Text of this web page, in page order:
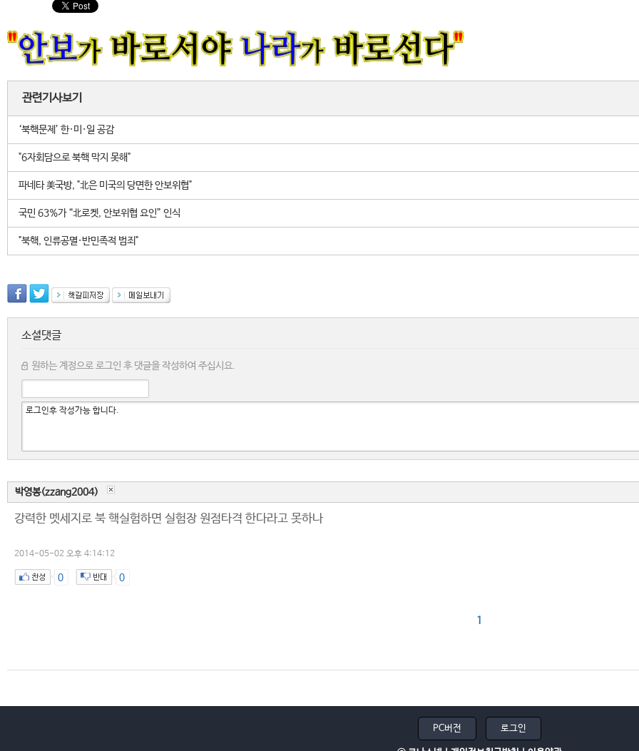
관련기사보기
‘북핵문제’ 한·미·일 공감
"6자회담으로 북핵 막지 못해"
파네타 美국방, "北은 미국의 당면한 안보위협"
국민 63%가 “北로켓, 안보위협 요인” 인식
"북핵, 인류공멸·반민족적 범죄"
소셜댓글
원하는 계정으로 로그인 후 댓글을 작성하여 주십시요.
박영봉(zzang2004)
강력한 멧세지로 북 핵실험하면 실험장 원점타격 한다라고 못하나
2014-05-02 오후 4:14:12
0 0
1
PC버전 로그인